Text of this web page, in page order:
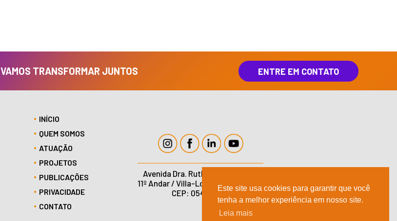
VAMOS TRANSFORMAR JUNTOS ENTRE EM CONTATO
INÍCIO
QUEM SOMOS
ATUAÇÃO
PROJETOS
PUBLICAÇÕES
PRIVACIDADE
CONTATO
Avenida Dra. Ruth Cardoso, 4777,
11º Andar / Villa-Lobos – São Paulo,
CEP: 05477-902Este site usa cookies para garantir que você
tenha a melhor experiência em nosso site.
Leia mais